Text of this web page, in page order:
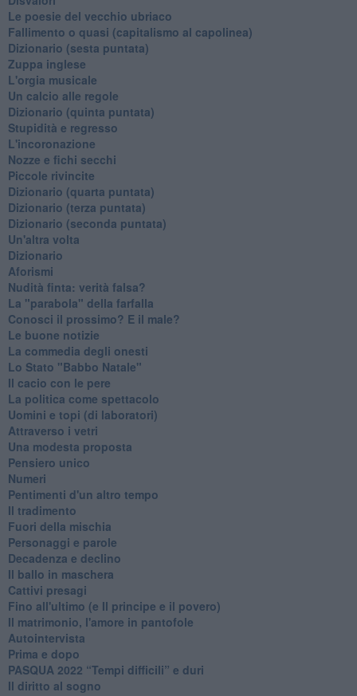
Le poesie del vecchio ubriaco
Fallimento o quasi (capitalismo al capolinea)
Dizionario (sesta puntata)
Zuppa inglese
L'orgia musicale
Un calcio alle regole
Dizionario (quinta puntata)
Stupidità e regresso
L'incoronazione
Nozze e fichi secchi
Piccole rivincite
​Dizionario (quarta puntata)
​Dizionario (terza puntata)
​Dizionario (seconda puntata)
Un'altra volta
Dizionario
Aforismi
Nudità finta: verità falsa?
La "parabola" della farfalla
Conosci il prossimo? E il male?
Le buone notizie
La commedia degli onesti
Lo Stato "Babbo Natale"
Il cacio con le pere
La politica come spettacolo
Uomini e topi (di laboratori)
Attraverso i vetri
Una modesta proposta
Pensiero unico
Numeri
Pentimenti d'un altro tempo
Il tradimento
Fuori della mischia
Personaggi e parole
Decadenza e declino
Il ballo in maschera
Cattivi presagi
Fino all'ultimo (e Il principe e il povero)
Il matrimonio, l'amore in pantofole
Autointervista
Prima e dopo
​PASQUA 2022 “Tempi difficili” e duri
Il diritto al sogno